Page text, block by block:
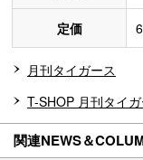
定価
月刊タイガース
T-SHOP 月刊タイ
関連NEWS＆